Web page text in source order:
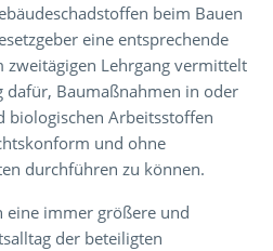
beim Bauen
eine entsprechende
zweitägigen Lehrgang vermittelt
dafür, Baumaßnahmen in oder
biologischen Arbeitsstoffen
und ohne
durchführen zu können.
eine immer größere und
der beteiligten